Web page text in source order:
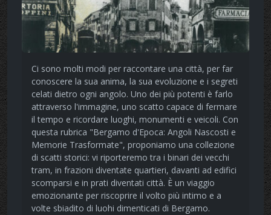
Ci sono molti modi per raccontare una città, per far
conoscere la sua anima, la sua evoluzione e i segreti
celati dietro ogni angolo. Uno dei più potenti è farlo
attraverso l'immagine, uno scatto capace di fermare
il tempo e ricordare luoghi, monumenti e veicoli. Con
questa rubrica "Bergamo d'Epoca: Angoli Nascosti e
Memorie Trasformate", proponiamo una collezione
di scatti storici: vi riporteremo tra i binari dei vecchi
tram, in frazioni diventate quartieri, davanti ad edifici
scomparsi e in prati diventati città. È un viaggio
emozionante per riscoprire il volto più intimo e a
volte sbiadito di luohi dimenticati di Bergamo.